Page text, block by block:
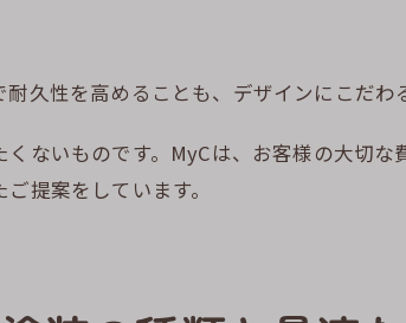
久性を高めることも、デザインにこだわ
ないものです。MyCは、お客様の大切
提案をしています。